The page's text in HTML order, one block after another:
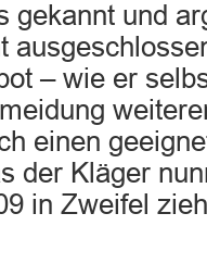
gekannt und
– wie er
einen
der Kläger
in Zweifel